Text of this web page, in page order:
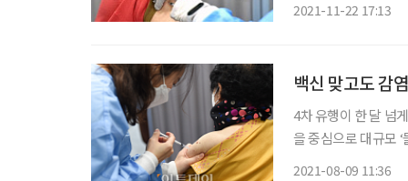
2021-11-22 17:13
백신 맞고도 감
4차 유행이 한 달 넘
을 중심으로 대규모
2021-08-09 11:36